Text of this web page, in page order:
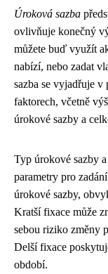
Úroková sazba
ovlivňuje konečný
můžete buď využít
nabízí, nebo zadat
sazba se vyjadřuje v
faktorech, včetně
úrokové sazby a
Typ úrokové sazby a
parametry pro
úrokové sazby,
Kratší fixace může
sebou riziko změny
Delší fixace
období.